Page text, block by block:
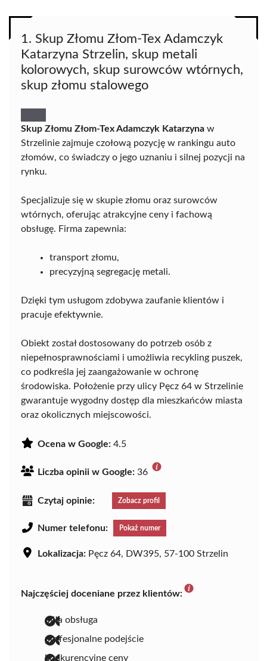
1. Skup Złomu Złom-Tex Adamczyk
Katarzyna Strzelin, skup metali
kolorowych, skup surowców wtórnych,
skup złomu stalowego
Skup Złomu Złom-Tex Adamczyk Katarzyna w
Strzelinie zajmuje czołową pozycję w rankingu auto
złomów, co świadczy o jego uznaniu i silnej pozycji na
rynku.
Specjalizuje się w skupie złomu oraz surowców
wtórnych, oferując atrakcyjne ceny i fachową
obsługę. Firma zapewnia:
transport złomu,
precyzyjną segregację metali.
Dzięki tym usługom zdobywa zaufanie klientów i
pracuje efektywnie.
Obiekt został dostosowany do potrzeb osób z
niepełnosprawnościami i umożliwia recykling puszek,
co podkreśla jej zaangażowanie w ochronę
środowiska. Położenie przy ulicy Pęcz 64 w Strzelinie
gwarantuje wygodny dostęp dla mieszkańców miasta
oraz okolicznych miejscowości.
Ocena w Google: 4.5
Liczba opinii w Google: 36
Czytaj opinie: Zobacz profil
Numer telefonu: Pokaż numer
Lokalizacja: Pęcz 64, DW395, 57-100 Strzelin
Najczęściej doceniane przez klientów:
miła obsługa
profesjonalne podejście
konkurencyjne ceny